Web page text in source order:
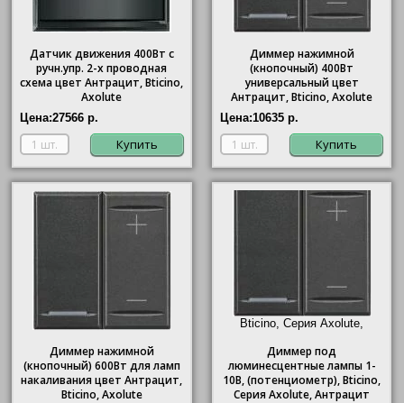
Датчик движения 400Вт с
ручн.упр. 2-х проводная
схема цвет Антрацит, Bticino,
Axolute
Цена:27566 р.
Купить
Диммер нажимной
(кнопочный) 400Вт
универсальный цвет
Антрацит, Bticino, Axolute
Цена:10635 р.
Купить
Диммер нажимной
(кнопочный) 600Вт для ламп
накаливания цвет Антрацит,
Bticino, Axolute
Bticino, Серия Axolute,
Диммер под
люминесцентные лампы 1-
10В, (потенциометр),Bticino,
Серия Axolute, Антрацит